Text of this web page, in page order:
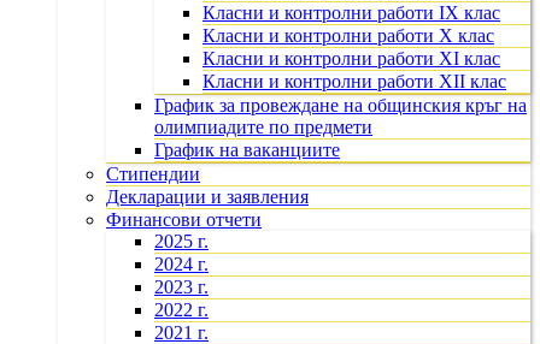
Класни и контролни работи IX клас
Класни и контролни работи X клас
Класни и контролни работи XI клас
Класни и контролни работи XII клас
График за провеждане на общинския кръг на
олимпиадите по предмети
График на ваканциите
Стипендии
Декларации и заявления
Финансови отчети
2025 г.
2024 г.
2023 г.
2022 г.
2021 г.